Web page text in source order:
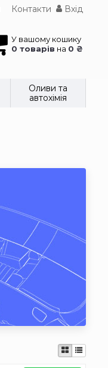
Контакти Вхід
У вашому кошику
0 товарів на 0 ₴
Оливи та
автохімія